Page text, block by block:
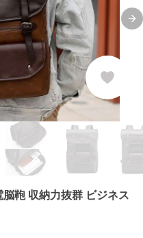
鞄 収納力抜群 ビジネス